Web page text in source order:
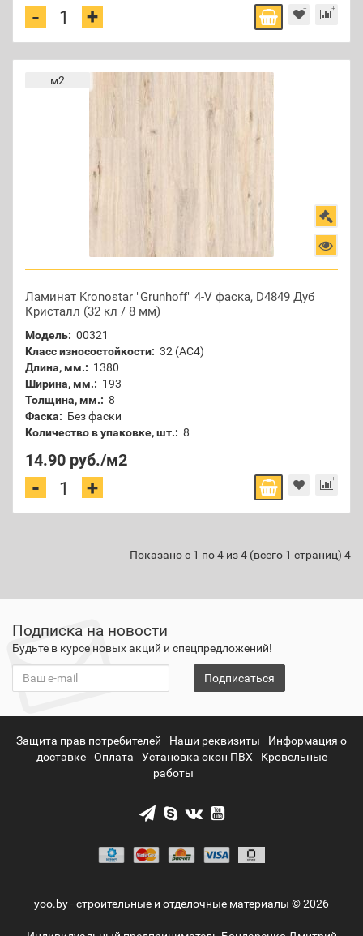
+
-
м2
Ламинат Kronostar "Grunhoff" 4-V фаска, D4849 Дуб
Кристалл (32 кл / 8 мм)
Модель: 00321
Класс износостойкости: 32 (АС4)
Длина, мм.: 1380
Ширина, мм.: 193
Толщина, мм.: 8
Фаска: Без фаски
Количество в упаковке, шт.: 8
14.90 руб./м2
+
-
Показано с 1 по 4 из 4 (всего 1 страниц) 4
Подписка на новости
Будьте в курсе новых акций и спецпредложений!
Подписаться
Защита прав потребителей Наши реквизиты
Информация о
доставке
Оплата Установка окон ПВХ
Кровельные
работы
yoo.by - строительные и отделочные материалы © 2026